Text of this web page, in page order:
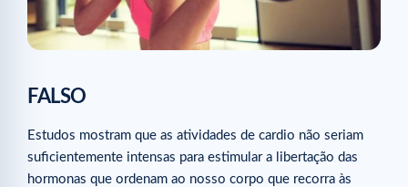
FALSO
Estudos mostram que as atividades de cardio não seriam
suficientemente intensas para estimular a libertação das
hormonas que ordenam ao nosso corpo que recorra às